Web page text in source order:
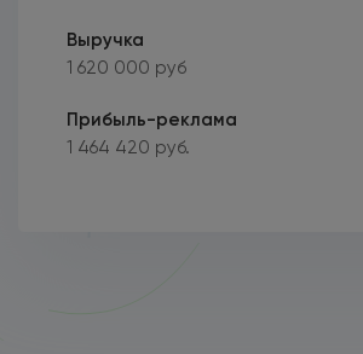
Выручка
1 620 000 руб
Прибыль-реклама
1 464 420 руб.